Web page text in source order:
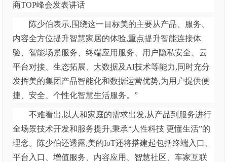
商TOP峰会发表讲话
陈少伯表示,围绕这一目标美的主要从产品、服务、
内容全方位提升智慧家居的体验,重点提升智能连接体
验、智能场景服务、终端应用服务、用户隐私安全、云
平台对接、生态拓展、大数据及AI技术等能力,同时充分
发挥美的集团产品智能化和数据运营优势,为用户提供便
捷、安全、个性化智慧生活服务。”
不难看出,以人和家庭的需求出发,从产品到服务进行
全场景技术开发和服务提升,秉承“人性科技 更懂生活”的
理念。陈少伯还透露,美的IoT还将搭建起包括终端入口、
平台入口、增值服务、内容应用、智慧社区、车家互联